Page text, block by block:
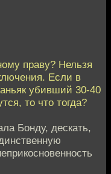
праву? Нельзя
Если в
убивший 30-40
то что тогда?
Бонду, дескать,